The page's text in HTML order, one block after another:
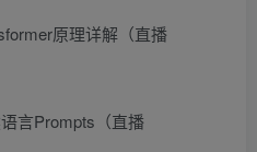
原理详解（直播
言Prompts（直播